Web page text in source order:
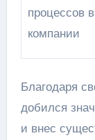
процессов
компании
Благодаря
добился
и внес